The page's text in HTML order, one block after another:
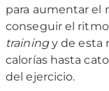
para aumentar el
conseguir el
trainingy de esta
calorías hasta
del ejercicio.